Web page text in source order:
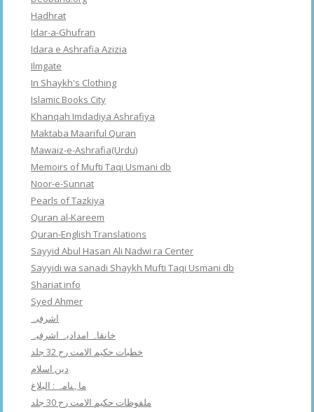
Hadhrat
Idar-a-Ghufran
Idara e Ashrafia Azizia
Ilmgate
In Shaykh's Clothing
Islamic Books City
Khanqah Imdadiya Ashrafiya
Maktaba Maariful Quran
Mawaiz-e-Ashrafia(Urdu)
Memoirs of Mufti Taqi Usmani db
Noor-e-Sunnat
Pearls of Tazkiya
Quran al-Kareem
Quran-English Translations
Sayyid Abul Hasan Ali Nadwi ra Center
Sayyidi wa sanadi Shaykh Mufti Taqi Usmani db
Shariat info
Syed Ahmer
اشرفبہ
خانقاہ امدادیہ اشرفیہ
خطبات حکیم الامت رح 32 جلد
دین اسلام
ماہنامہ : البلاغ
ملفوظات حکیم الامت رح 30 جلد